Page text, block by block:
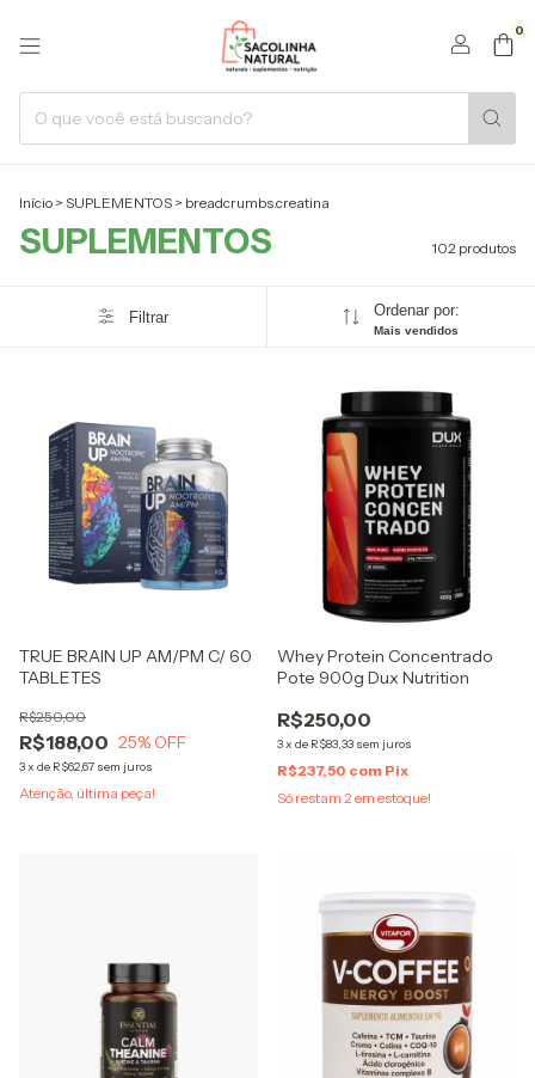
0
Início > SUPLEMENTOS > breadcrumbs.creatina
SUPLEMENTOS 102 produtos
Filtrar Ordenar por:
Mais vendidos
TRUE BRAIN UP AM/PM C/ 60
TABLETES
R$188,00
R$250,00
25% OFF
3x de R$62,67 sem juros
Atenção, última peça!
Whey Protein Concentrado
Pote 900g Dux Nutrition
R$250,00
3x de R$83,33 sem juros
R$237,50 com Pix
Só restam 2 em estoque!